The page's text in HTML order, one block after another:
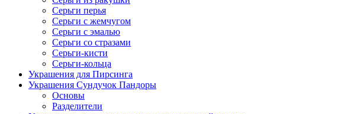
Серьги перья
Серьги с жемчугом
Серьги с эмалью
Серьги со стразами
Серьги-кисти
Серьги-кольца
Украшения для Пирсинга
Украшения Сундучок Пандоры
Основы
Разделители